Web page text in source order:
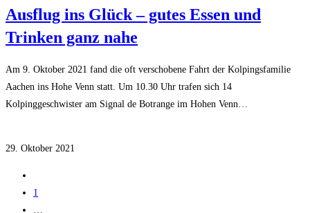
Ausflug ins Glück – gutes Essen und
Trinken ganz nahe
Am 9. Oktober 2021 fand die oft verschobene Fahrt der Kolpingsfamilie
Aachen ins Hohe Venn statt. Um 10.30 Uhr trafen sich 14
Kolpinggeschwister am Signal de Botrange im Hohen Venn…
29. Oktober 2021
vorherigen
1